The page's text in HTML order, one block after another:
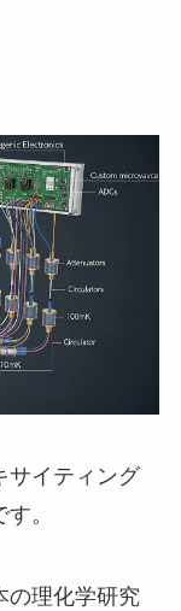
サイティング
。
の理化学研究